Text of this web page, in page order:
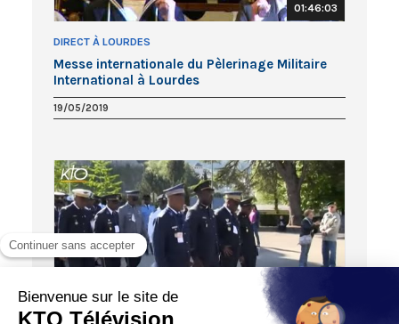
01:46:03
DIRECT À LOURDES
Messe internationale du Pèlerinage Militaire
International à Lourdes
19/05/2019
05:52